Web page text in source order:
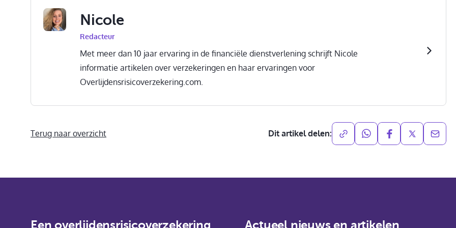
Nicole
Redacteur
Met meer dan 10 jaar ervaring in de financiële dienstverlening schrijft Nicole
informatie artikelen over verzekeringen en haar ervaringen voor
Overlijdensrisicoverzekering.com.
Terug naar overzicht Dit artikel delen:
Een overlijdensrisicoverzekering Actueel nieuws en artikelen